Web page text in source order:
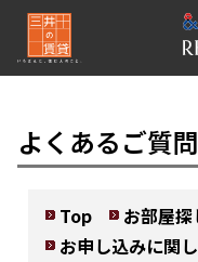
よくあるご質問
Top お部屋
お申し込みに関